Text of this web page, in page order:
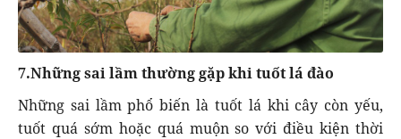
7.Những sai lầm thường gặp khi tuốt lá đào
Những sai lầm phổ biến là tuốt lá khi cây còn yếu,
tuốt quá sớm hoặc quá muộn so với điều kiện thời